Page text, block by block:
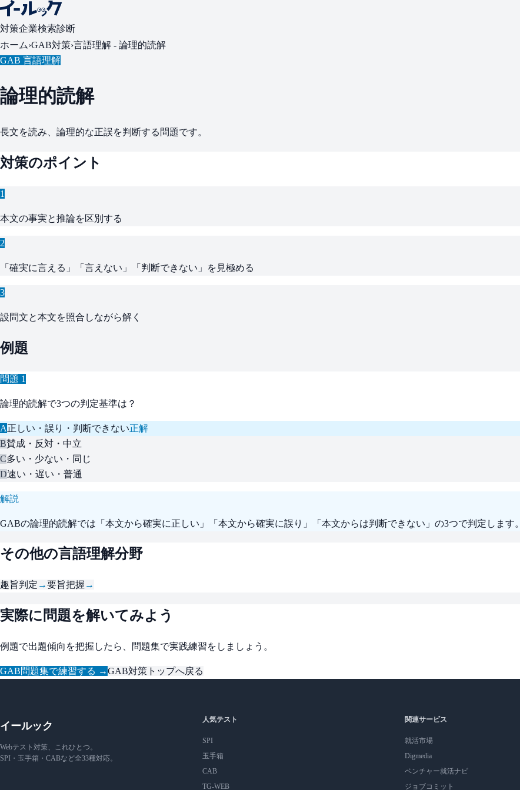
対策企業検索診断
ホーム›GAB対策›言語理解 - 論理的読解
GAB 言語理解
論理的読解
長文を読み、論理的な正誤を判断する問題です。
対策のポイント
1
本文の事実と推論を区別する
2
「確実に言える」「言えない」「判断できない」を見極める
3
設問文と本文を照合しながら解く
例題
問題 1
論理的読解で3つの判定基準は？
A正しい・誤り・判断できない正解
B賛成・反対・中立
C多い・少ない・同じ
D速い・遅い・普通
解説
GABの論理的読解では「本文から確実に正しい」「本文から確実に誤り」「本文からは判断できない」の3つで判定します。
その他の言語理解分野
趣旨判定 →要旨把握 →
実際に問題を解いてみよう
例題で出題傾向を把握したら、問題集で実践練習をしましょう。
GAB問題集で練習する →GAB対策トップへ戻る
イールック
Webテスト対策、これひとつ。
SPI・玉手箱・CABなど全33種対応。
人気テスト
SPI
玉手箱
CAB
TG-WEB
関連サービス
就活市場
Digmedia
ベンチャー就活ナビ
ジョブコミット